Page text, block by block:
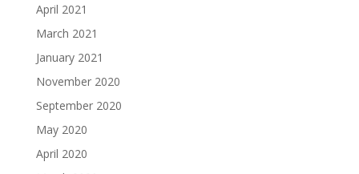
April 2021
March 2021
January 2021
November 2020
September 2020
May 2020
April 2020